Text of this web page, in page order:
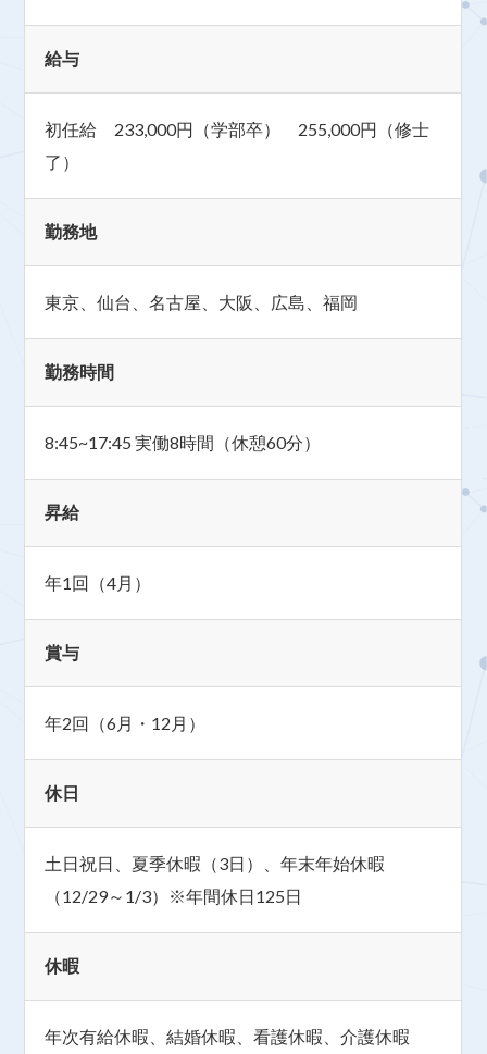
給与
初任給 233,000円（学部卒） 255,000円（修士
了）
勤務地
東京、仙台、名古屋、大阪、広島、福岡
勤務時間
8:45~17:45 実働8時間（休憩60分）
昇給
年1回（4月）
賞与
年2回（6月・12月）
休日
土日祝日、夏季休暇（3日）、年末年始休暇
（12/29～1/3）※年間休日125日
休暇
年次有給休暇、結婚休暇、看護休暇、介護休暇